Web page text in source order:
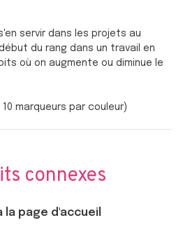
servir dans les projets au
du rang dans un travail en
où on augmente ou diminue le
marqueurs par couleur)
connexes
la page d'accueil